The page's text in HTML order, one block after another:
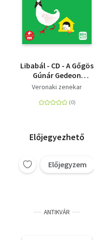
Történelem
Vallás
Libabál - CD - A Gőgös
Gúnár Gedeon
megzenésített versei,
Veronaki zenekar
Előjegyezhető
Előjegyzem
ANTIKVÁR